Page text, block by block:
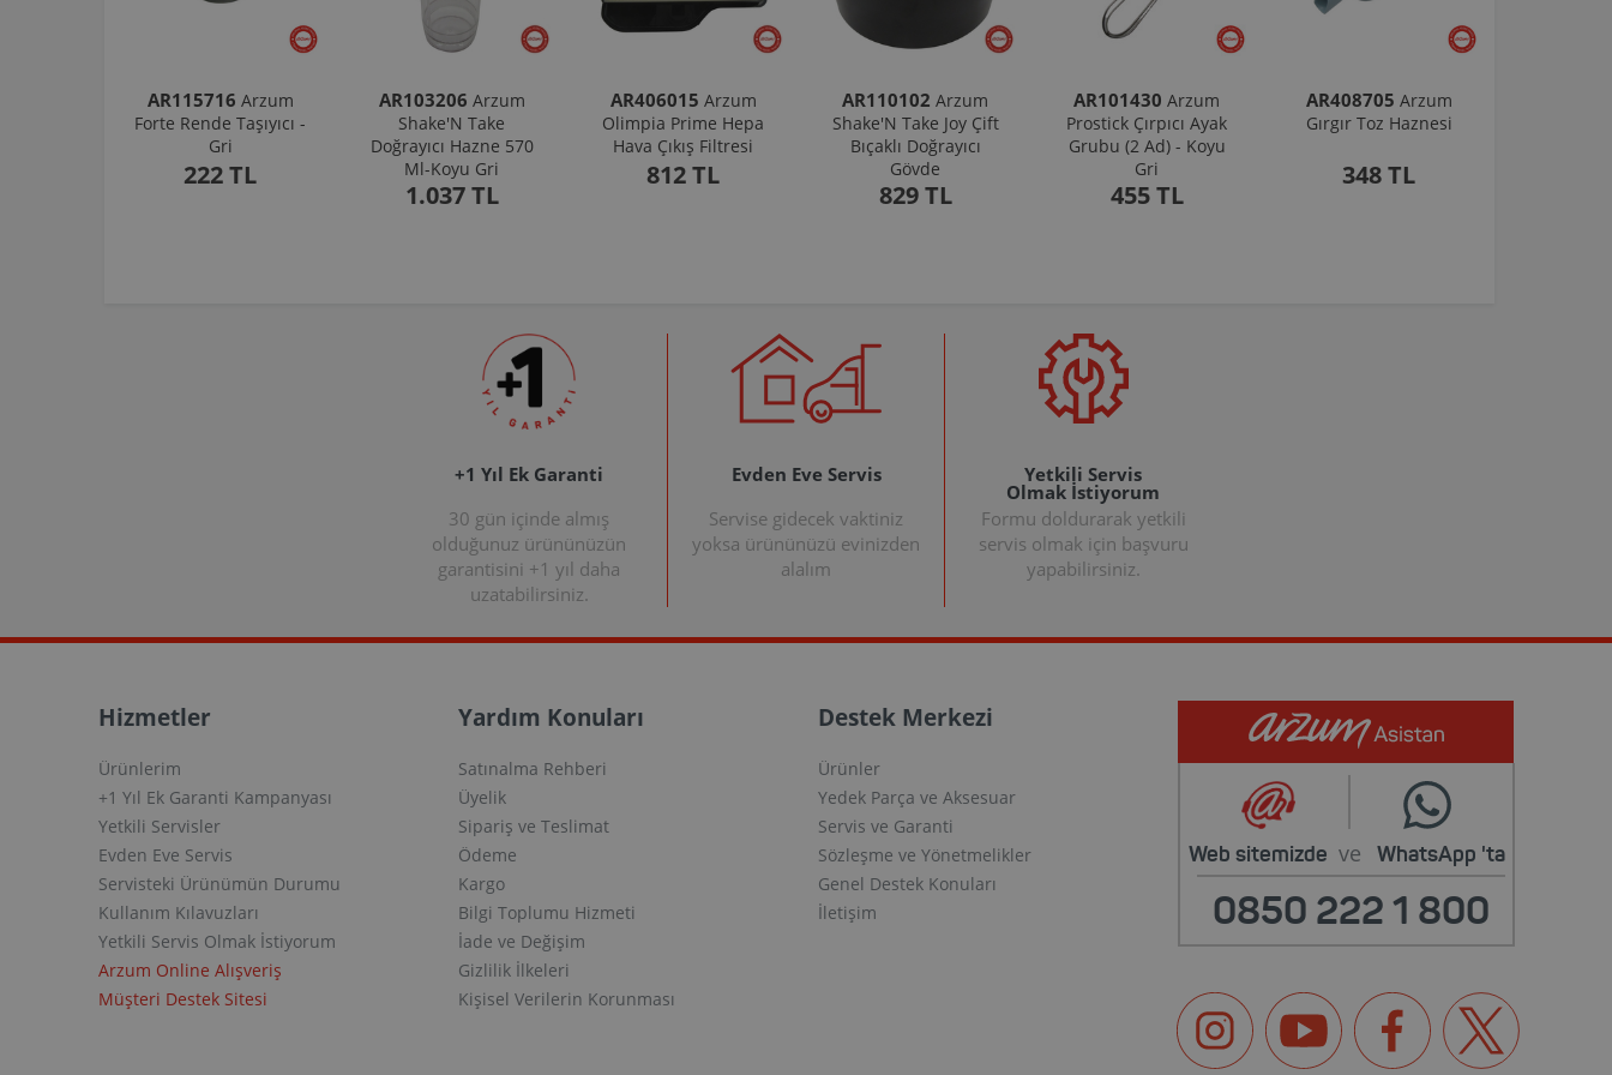
AR115716 Arzum
Forte Rende Taşıyıcı -
Gri
222 TL
AR103206 Arzum
Shake'N Take
Doğrayıcı Hazne 570
Ml-Koyu Gri
1.037 TL
AR406015 Arzum
Olimpia Prime Hepa
Hava Çıkış Filtresi
812 TL
AR110102 Arzum
Shake'N Take Joy Çift
Bıçaklı Doğrayıcı
Gövde
829 TL
AR101430 Arzum
Prostick Çırpıcı Ayak
Grubu (2 Ad) - Koyu
Gri
455 TL
AR408705 Arzum
Gırgır Toz Haznesi
348 TL
+1 Yıl Ek Garanti
30 gün içinde almış
olduğunuz ürününüzün
garantisini +1 yıl daha
uzatabilirsiniz.
Evden Eve Servis
Servise gidecek vaktiniz
yoksa ürününüzü evinizden
alalım
Yetkili Servis
Olmak İstiyorum
Formu doldurarak yetkili
servis olmak için başvuru
yapabilirsiniz.
Hizmetler
Ürünlerim
+1 Yıl Ek Garanti Kampanyası
Yetkili Servisler
Evden Eve Servis
Servisteki Ürünümün Durumu
Kullanım Kılavuzları
Yetkili Servis Olmak İstiyorum
Arzum Online Alışveriş
Müşteri Destek Sitesi
Yardım Konuları
Satınalma Rehberi
Üyelik
Sipariş ve Teslimat
Ödeme
Kargo
Bilgi Toplumu Hizmeti
İade ve Değişim
Gizlilik İlkeleri
Kişisel Verilerin Korunması
Destek Merkezi
Ürünler
Yedek Parça ve Aksesuar
Servis ve Garanti
Sözleşme ve Yönetmelikler
Genel Destek Konuları
İletişim
Web sitemizde ve WhatsApp 'ta
0850 222 1 800